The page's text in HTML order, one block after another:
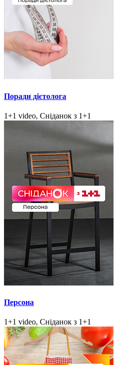
Поради дієтолога
1+1 video, Сніданок з 1+1
Персона
1+1 video, Сніданок з 1+1